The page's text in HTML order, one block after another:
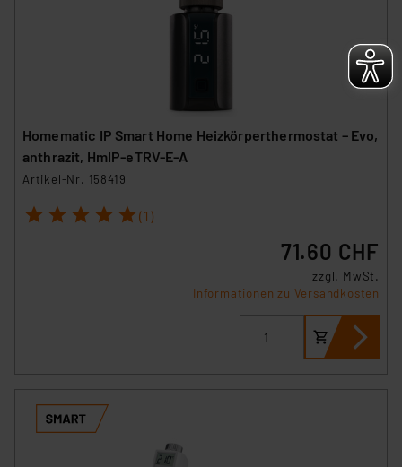
Homematic IP Smart Home Heizkörperthermostat – Evo,
anthrazit, HmIP-eTRV-E-A
Artikel-Nr. 158419
1 2 3 4 5 (1)
71.60 CHF
zzgl. MwSt.
Informationen zu Versandkosten